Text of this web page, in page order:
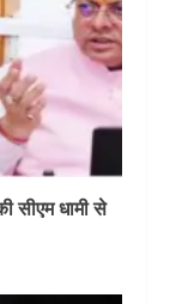
धामी से